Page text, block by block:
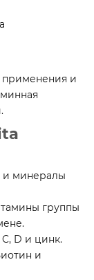
применения и
и минералы
группы
D и цинк.
и